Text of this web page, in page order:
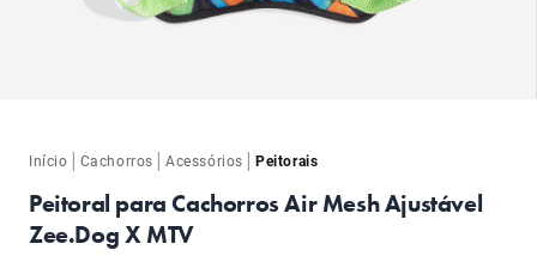
Início | Cachorros |Acessórios |Peitorais
Peitoral para Cachorros Air Mesh Ajustável
Zee.Dog X MTV